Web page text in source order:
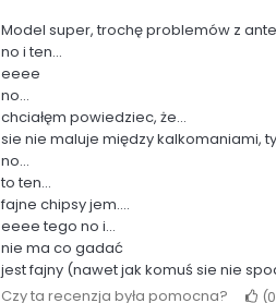
Model super, trochę problemów z
no i ten...
eeee
no...
chciałęm powiedziec, że...
sie nie maluje między kalkomaniami,
no...
to ten...
fajne chipsy jem....
eeee tego no i...
nie ma co gadać
jest fajny (nawet jak komuś sie nie
Czy ta recenzja była pomocna?
0